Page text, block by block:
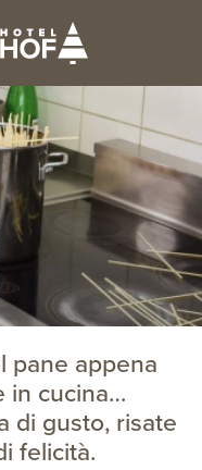
pane appena
in cucina…
di gusto, risate
felicità.